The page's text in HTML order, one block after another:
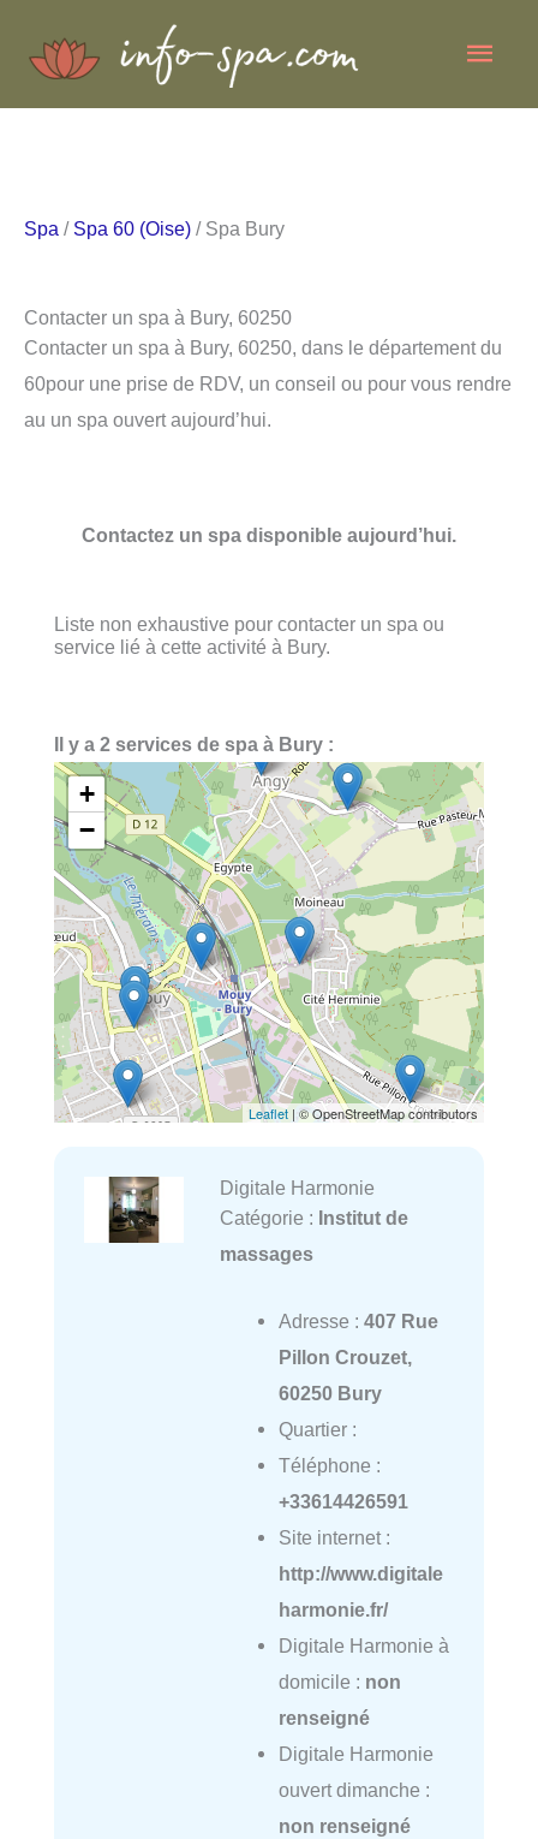
Spa / Spa 60 (Oise) / Spa Bury
Contacter un spa à Bury, 60250
Contacter un spa à Bury, 60250, dans le département du
60pour une prise de RDV, un conseil ou pour vous rendre
au un spa ouvert aujourd’hui.
Contactez un spa disponible aujourd’hui.
Liste non exhaustive pour contacter un spa ou
service lié à cette activité à Bury.
Il y a 2 services de spa à Bury :
+
−
Leaflet | © OpenStreetMap contributors
Digitale Harmonie
Catégorie : Institut de
massages
Adresse : 407 Rue
Pillon Crouzet,
60250 Bury
Quartier :
Téléphone :
+33614426591
Site internet :
http://www.digitale
harmonie.fr/
Digitale Harmonie à
domicile : non
renseigné
Digitale Harmonie
ouvert dimanche :
non renseigné